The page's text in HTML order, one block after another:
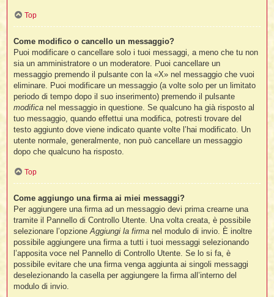
Top
Come modifico o cancello un messaggio?
Puoi modificare o cancellare solo i tuoi messaggi, a meno che tu non
sia un amministratore o un moderatore. Puoi cancellare un
messaggio premendo il pulsante con la «X» nel messaggio che vuoi
eliminare. Puoi modificare un messaggio (a volte solo per un limitato
periodo di tempo dopo il suo inserimento) premendo il pulsante
modifica nel messaggio in questione. Se qualcuno ha già risposto al
tuo messaggio, quando effettui una modifica, potresti trovare del
testo aggiunto dove viene indicato quante volte l’hai modificato. Un
utente normale, generalmente, non può cancellare un messaggio
dopo che qualcuno ha risposto.
Top
Come aggiungo una firma ai miei messaggi?
Per aggiungere una firma ad un messaggio devi prima crearne una
tramite il Pannello di Controllo Utente. Una volta creata, è possibile
selezionare l’opzioneAggiungi la firma nel modulo di invio. È inoltre
possibile aggiungere una firma a tutti i tuoi messaggi selezionando
l’apposita voce nel Pannello di Controllo Utente. Se lo si fa, è
possibile evitare che una firma venga aggiunta ai singoli messaggi
deselezionando la casella per aggiungere la firma all’interno del
modulo di invio.